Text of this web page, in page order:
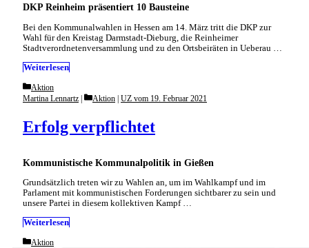
DKP Reinheim präsentiert 10 Bausteine
Bei den Kommunalwahlen in Hessen am 14. März tritt die DKP zur
Wahl für den Kreistag Darmstadt-Dieburg, die Reinheimer
Stadtverordnetenversammlung und zu den Ortsbeiräten in Ueberau …
Weiterlesen
Categories
Aktion
Kommunistische Kommunalpolitik in Gießen
Erfolg verpflichtet
Martina Lennartz Categories
Aktion | UZ vom 19. Februar 2021
Grundsätzlich treten wir zu Wahlen an, um im Wahlkampf und im
Parlament mit kommunistischen Forderungen sichtbarer zu sein und
unsere Partei in diesem kollektiven Kampf …
Weiterlesen
Categories
Aktion